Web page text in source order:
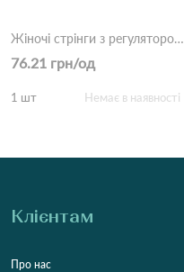
Жіночі стрінги з регулятором (мереживо) DALLIANCE 9965 Чорний
76.21 грн/од
1 шт Немає в наявності
Клієнтам
Про нас